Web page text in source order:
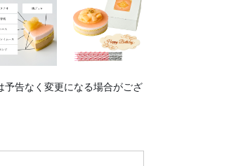
告なく変更になる場合がござ